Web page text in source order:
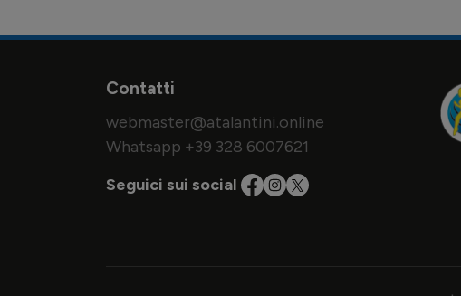
Contatti
webmaster@atalantini.online
Whatsapp +39 328 6007621
Seguici sui social